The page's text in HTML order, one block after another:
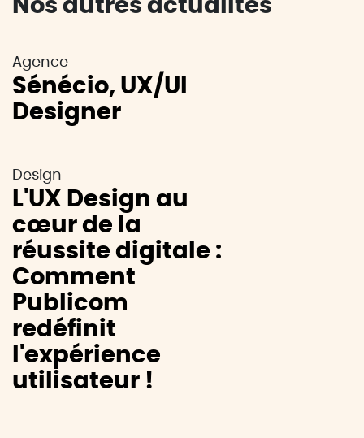
Nos autres actualités
Agence
Sénécio, UX/UI
Designer
Design
L'UX Design au
cœur de la
réussite digitale :
Comment
Publicom
redéfinit
l'expérience
utilisateur !